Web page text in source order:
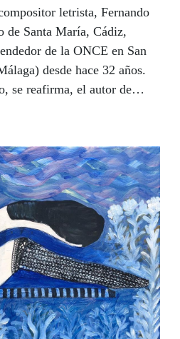
letrista, Fernando
de Santa María, Cádiz,
de la ONCE en San
desde hace 32 años.
se reafirma, el autor de
de referencia Ana
mundo se detiene, aislado
se inspira para
le rodea en un nuevo
canción. Aún con miedos, el
da por hecho que el mundo
será mejor. “Vamos a